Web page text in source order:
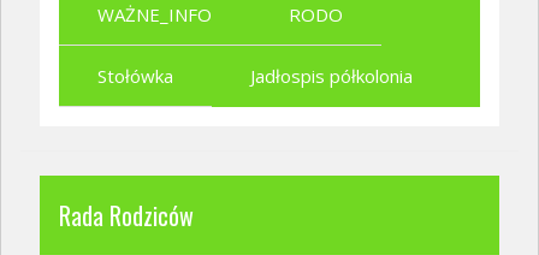
WAŻNE_INFO RODO
Stołówka Jadłospis półkolonia
Rada Rodziców